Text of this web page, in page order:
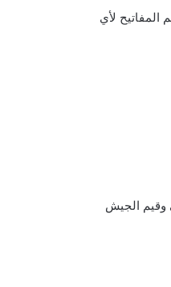
المفاتيح لأي
وقيم الجيش